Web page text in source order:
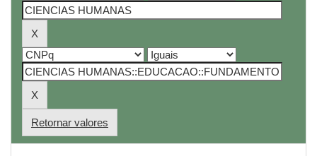
Retornar valores